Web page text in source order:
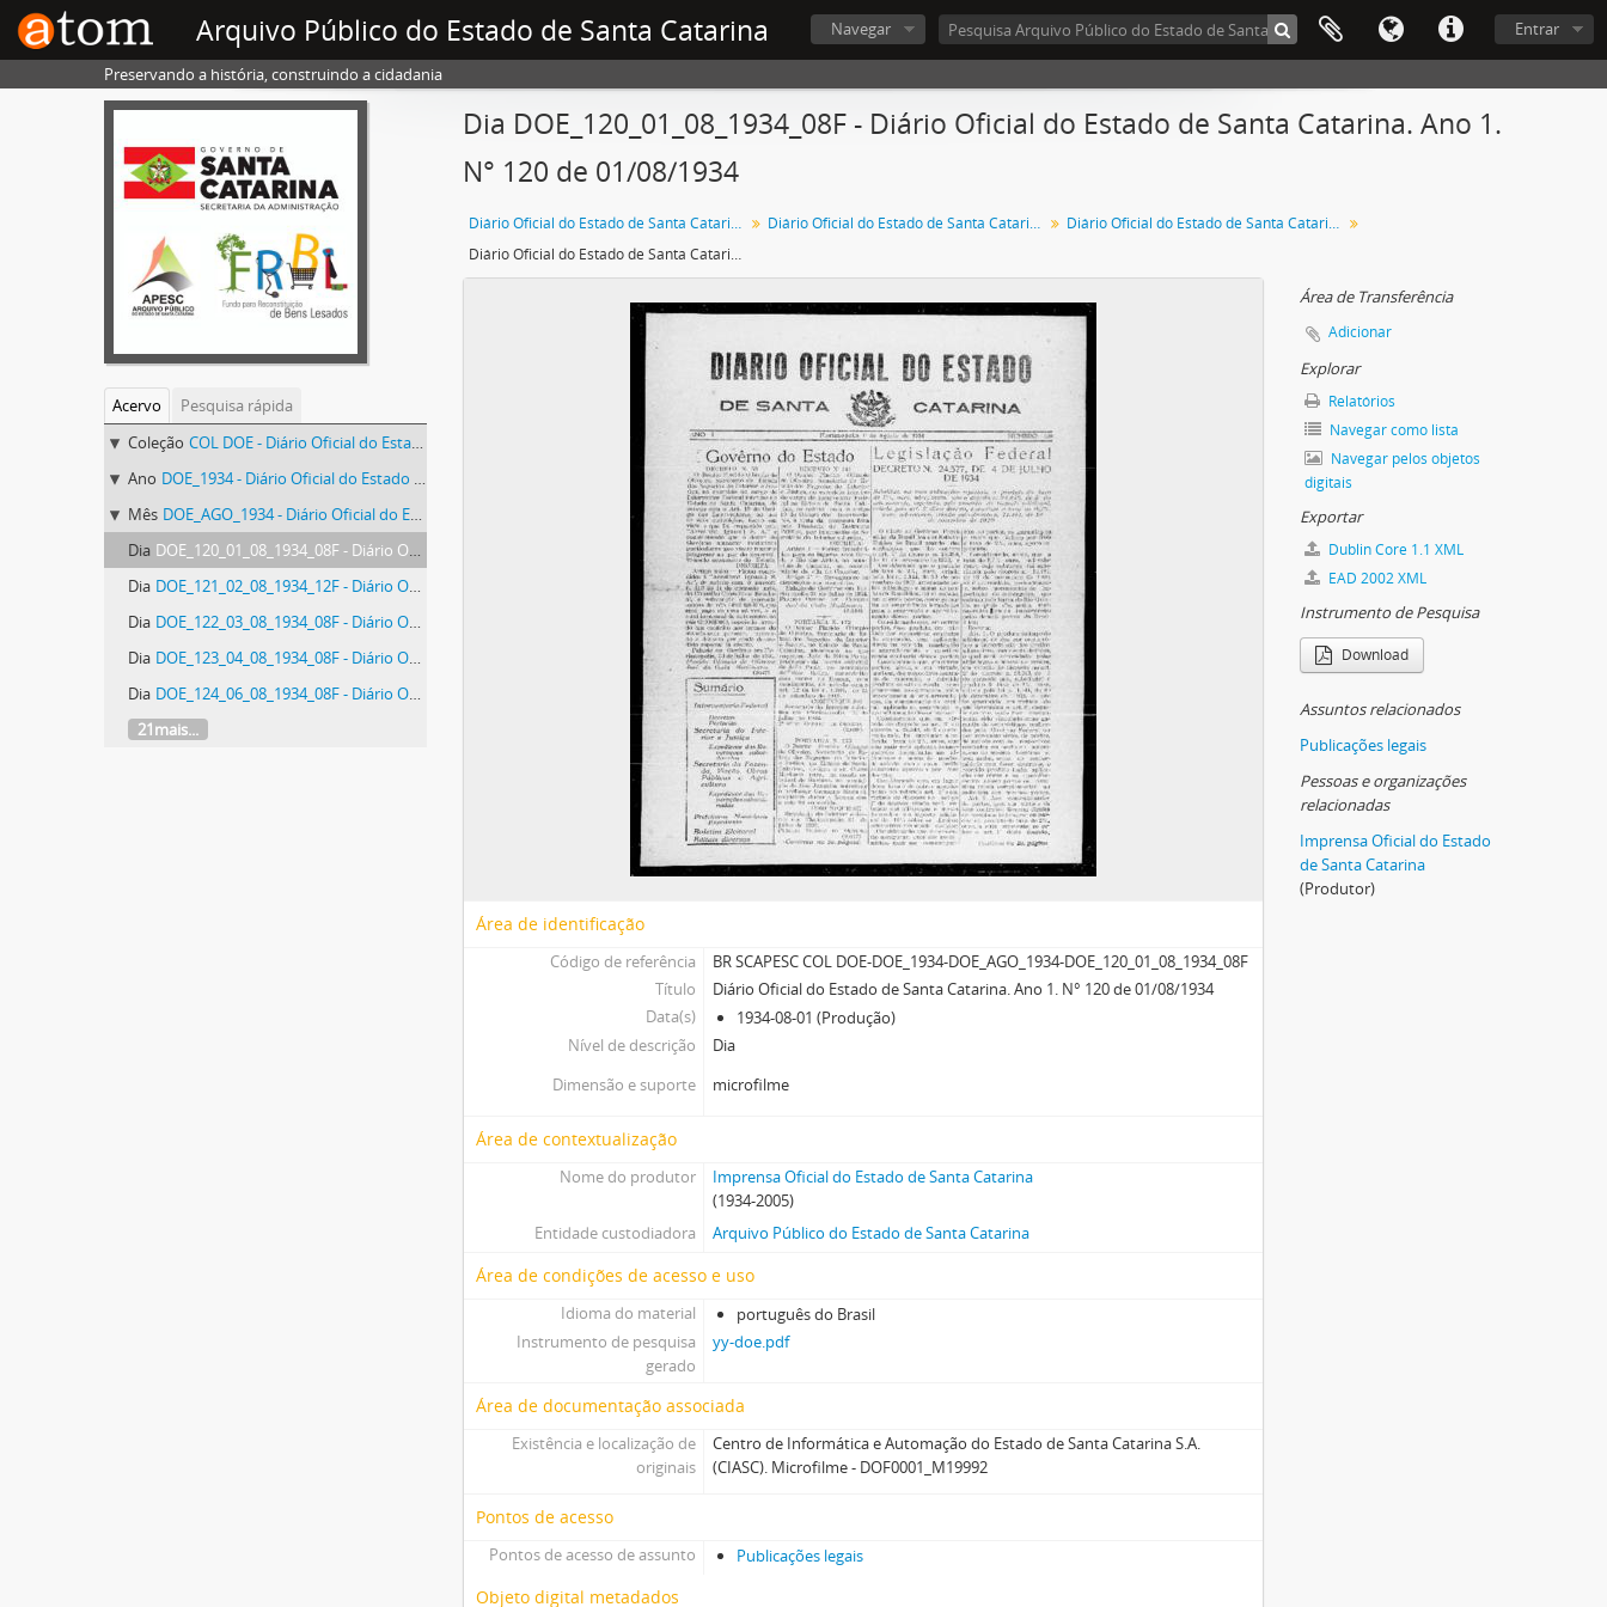
Arquivo Público do Estado de Santa Catarina Entrar
Navegar
Preservando a história, construindo a cidadania
Acervo
Pesquisa rápida
Coleção COL DOE - Diário Oficial do Estado de Santa Catarina
Ano DOE_1934 - Diário Oficial do Estado de Santa Catarina. 1934
Mês DOE_AGO_1934 - Diário Oficial do Estado de Santa Catarina. Agosto de 1934
Dia DOE_120_01_08_1934_08F - Diário Oficial do Estado de Santa Catarina. Ano 1. N° 120 de 01/08/1934
Dia DOE_121_02_08_1934_12F - Diário Oficial do Estado de Santa Catarina. Ano 1. N° 121 de 02/08/1934
Dia DOE_122_03_08_1934_08F - Diário Oficial do Estado de Santa Catarina. Ano 1. N° 122 de 03/08/1934
Dia DOE_123_04_08_1934_08F - Diário Oficial do Estado de Santa Catarina. Ano 1. N° 123 de 04/08/1934
Dia DOE_124_06_08_1934_08F - Diário Oficial do Estado de Santa Catarina. Ano 1. N° 124 de 06/08/1934
21mais...
Dia DOE_120_01_08_1934_08F - Diário Oficial do Estado de Santa Catarina. Ano 1.
N° 120 de 01/08/1934
Diário Oficial do Estado de Santa Catarina Diário Oficial do Estado de Santa Catarina. 1934
Diário Oficial do Estado de Santa Catarina. Agosto de 1934
Diário Oficial do Estado de Santa Catarina. Ano 1. N° 120 de 01/08/1934
Área de identificação
Código de referência
BR SCAPESC COL DOE-DOE_1934-DOE_AGO_1934-DOE_120_01_08_1934_08F
Título
Diário Oficial do Estado de Santa Catarina. Ano 1. N° 120 de 01/08/1934
Data(s)
1934-08-01 (Produção)
Nível de descrição
Dia
Dimensão e suporte
microfilme
Área de contextualização
Nome do produtor
Imprensa Oficial do Estado de Santa Catarina
(1934-2005)
Entidade custodiadora
Arquivo Público do Estado de Santa Catarina
Área de condições de acesso e uso
Idioma do material
português do Brasil
Instrumento de pesquisa
gerado
yy-doe.pdf
Área de documentação associada
Existência e localização de
originais
Centro de Informática e Automação do Estado de Santa Catarina S.A.
(CIASC). Microfilme - DOF0001_M19992
Pontos de acesso
Pontos de acesso de assunto Publicações legais
Objeto digital metadados
Área de Transferência
Adicionar
Explorar
Relatórios
Navegar como lista
Navegar pelos objetos
digitais
Exportar
Dublin Core 1.1 XML
EAD 2002 XML
Instrumento de Pesquisa
Download
Assuntos relacionados
Publicações legais
Pessoas e organizações
relacionadas
Imprensa Oficial do Estado
de Santa Catarina
(Produtor)